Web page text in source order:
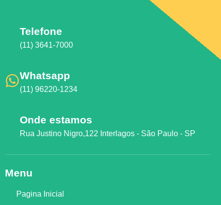
Telefone
(11) 3641-7000
Whatsapp
(11) 96220-1234
Onde estamos
Rua Justino Nigro,122 Interlagos - São Paulo - SP
Menu
Pagina Inicial